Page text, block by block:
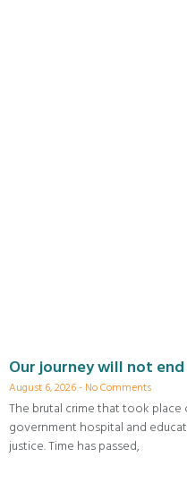
Our journey will not
August 6, 2026 No Comments
The brutal crime that took
government hospital and
justice. Time has passed,